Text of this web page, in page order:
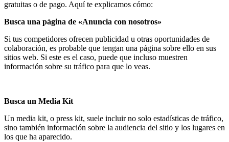
gratuitas o de pago. Aquí te explicamos cómo:
Busca una página de «Anuncia con nosotros»
Si tus competidores ofrecen publicidad u otras oportunidades de
colaboración, es probable que tengan una página sobre ello en sus
sitios web. Si este es el caso, puede que incluso muestren
información sobre su tráfico para que lo veas.
Busca un Media Kit
Un media kit, o press kit, suele incluir no solo estadísticas de tráfico,
sino también información sobre la audiencia del sitio y los lugares en
los que ha aparecido.